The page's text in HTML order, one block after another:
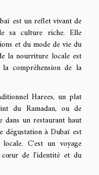
est un reflet vivant de
sa culture riche. Elle
et du mode de vie du
la nourriture locale est
compréhension de la
Harees, un plat
du Ramadan, ou de
dans un restaurant haut
dégustation à Dubaï est
C'est un voyage
cœur de l'identité et du